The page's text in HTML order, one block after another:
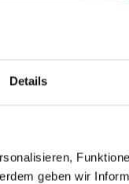
Details
geben wir
2026 in
für